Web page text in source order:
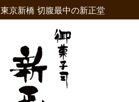
東京新橋 切腹最中の新正堂